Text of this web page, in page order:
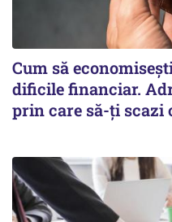
Cum să
dificile financiar.
prin care să-ți scazi